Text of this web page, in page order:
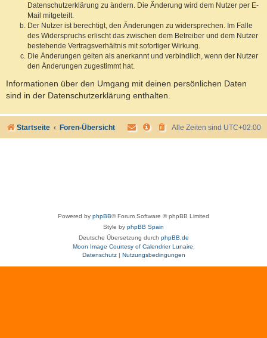
Datenschutzerklärung zu ändern. Die Änderung wird dem Nutzer per E-
Mail mitgeteilt.
Der Nutzer ist berechtigt, den Änderungen zu widersprechen. Im Falle
des Widerspruchs erlischt das zwischen dem Betreiber und dem Nutzer
bestehende Vertragsverhältnis mit sofortiger Wirkung.
Die Änderungen gelten als anerkannt und verbindlich, wenn der Nutzer
den Änderungen zugestimmt hat.
Informationen über den Umgang mit deinen persönlichen Daten
sind in der Datenschutzerklärung enthalten.
Startseite Foren-Übersicht Alle Zeiten sind UTC+02:00
Powered by phpBB® Forum Software © phpBB Limited
Style by phpBB Spain
Deutsche Übersetzung durch phpBB.de
Moon Image Courtesy of Calendrier Lunaire.
Datenschutz| Nutzungsbedingungen